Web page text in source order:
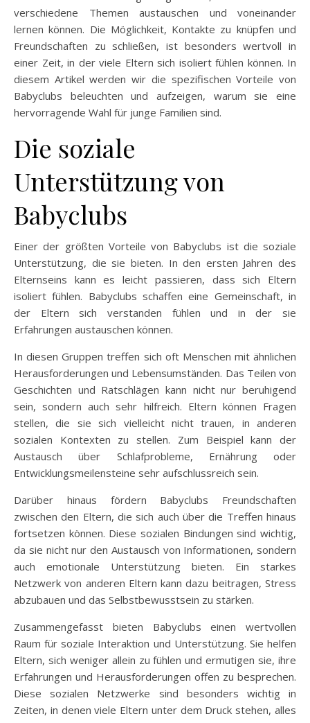
verschiedene Themen austauschen und voneinander
lernen können. Die Möglichkeit, Kontakte zu knüpfen und
Freundschaften zu schließen, ist besonders wertvoll in
einer Zeit, in der viele Eltern sich isoliert fühlen können. In
diesem Artikel werden wir die spezifischen Vorteile von
Babyclubs beleuchten und aufzeigen, warum sie eine
hervorragende Wahl für junge Familien sind.
Die soziale
Unterstützung von
Babyclubs
Einer der größten Vorteile von Babyclubs ist die soziale
Unterstützung, die sie bieten. In den ersten Jahren des
Elternseins kann es leicht passieren, dass sich Eltern
isoliert fühlen. Babyclubs schaffen eine Gemeinschaft, in
der Eltern sich verstanden fühlen und in der sie
Erfahrungen austauschen können.
In diesen Gruppen treffen sich oft Menschen mit ähnlichen
Herausforderungen und Lebensumständen. Das Teilen von
Geschichten und Ratschlägen kann nicht nur beruhigend
sein, sondern auch sehr hilfreich. Eltern können Fragen
stellen, die sie sich vielleicht nicht trauen, in anderen
sozialen Kontexten zu stellen. Zum Beispiel kann der
Austausch über Schlafprobleme, Ernährung oder
Entwicklungsmeilensteine sehr aufschlussreich sein.
Darüber hinaus fördern Babyclubs Freundschaften
zwischen den Eltern, die sich auch über die Treffen hinaus
fortsetzen können. Diese sozialen Bindungen sind wichtig,
da sie nicht nur den Austausch von Informationen, sondern
auch emotionale Unterstützung bieten. Ein starkes
Netzwerk von anderen Eltern kann dazu beitragen, Stress
abzubauen und das Selbstbewusstsein zu stärken.
Zusammengefasst bieten Babyclubs einen wertvollen
Raum für soziale Interaktion und Unterstützung. Sie helfen
Eltern, sich weniger allein zu fühlen und ermutigen sie, ihre
Erfahrungen und Herausforderungen offen zu besprechen.
Diese sozialen Netzwerke sind besonders wichtig in
Zeiten, in denen viele Eltern unter dem Druck stehen, alles